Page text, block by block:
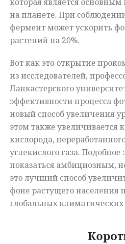
на планете. При
фермент может ускорить
растений на 20%.
Вот как это открытие
из исследователей,
Ланкастерского
эффективности процесса
новый способ увеличения
этом также увеличивается
кислорода,
углекислого газа.
показаться амбициозным,
это лучший способ
фоне растущего населения
глобальных